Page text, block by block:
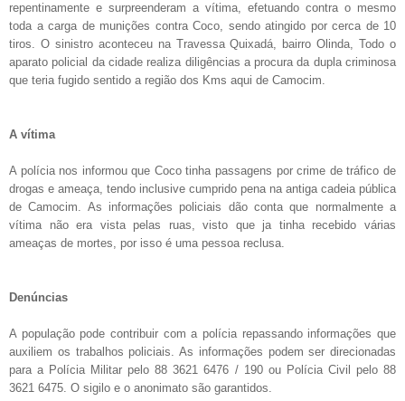
repentinamente e surpreenderam a vítima, efetuando contra o mesmo
toda a carga de munições contra Coco, sendo atingido por cerca de 10
tiros. O sinistro aconteceu na Travessa Quixadá, bairro Olinda, Todo o
aparato policial da cidade realiza diligências a procura da dupla criminosa
que teria fugido sentido a região dos Kms aqui de Camocim.
A vítima
A polícia nos informou que Coco tinha passagens por crime de tráfico de
drogas e ameaça, tendo inclusive cumprido pena na antiga cadeia pública
de Camocim. As informações policiais dão conta que normalmente a
vítima não era vista pelas ruas, visto que ja tinha recebido várias
ameaças de mortes, por isso é uma pessoa reclusa.
Denúncias
A população pode contribuir com a polícia repassando informações que
auxiliem os trabalhos policiais. As informações podem ser direcionadas
para a Polícia Militar pelo 88 3621 6476 / 190 ou Polícia Civil pelo 88
3621 6475. O sigilo e o anonimato são garantidos.